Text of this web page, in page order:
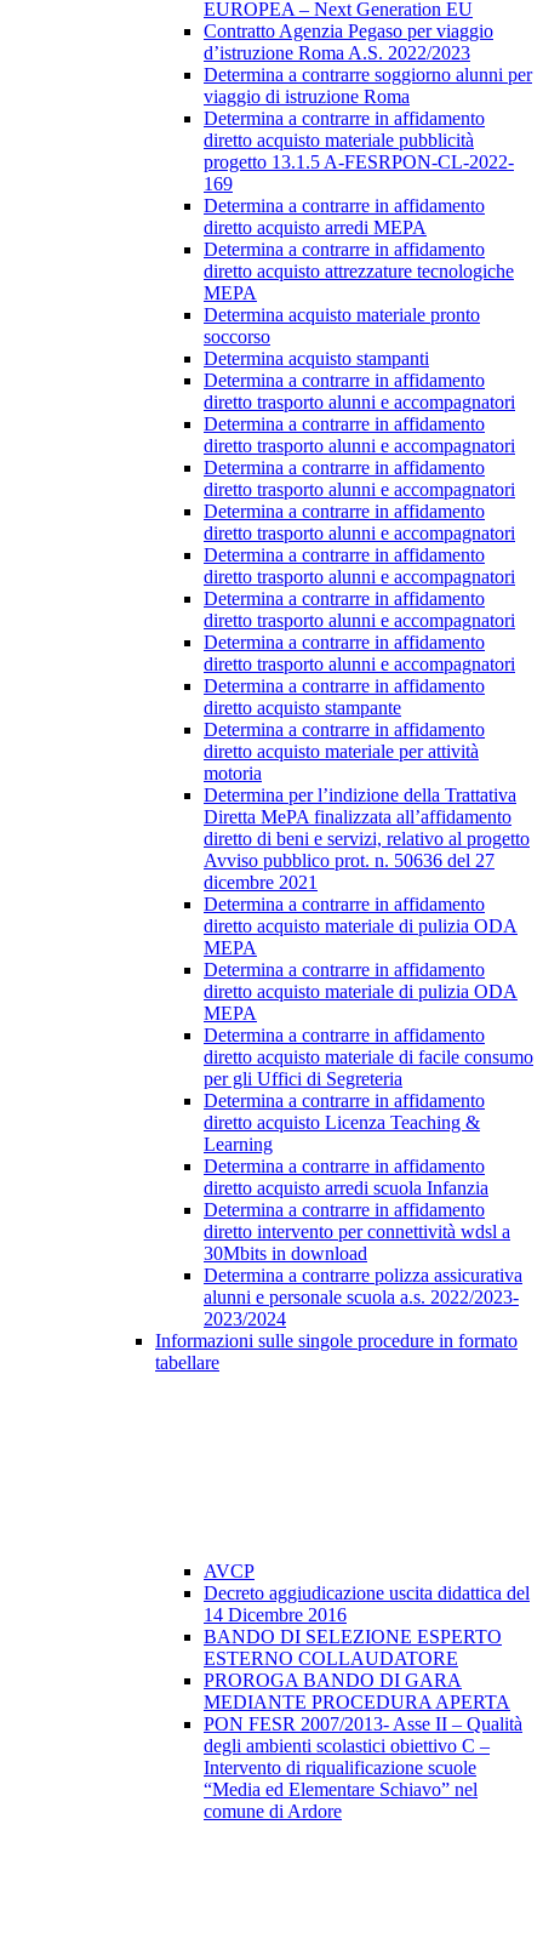
EUROPEA – Next Generation EU
Contratto Agenzia Pegaso per viaggio
d’istruzione Roma A.S. 2022/2023
Determina a contrarre soggiorno alunni per
viaggio di istruzione Roma
Determina a contrarre in affidamento
diretto acquisto materiale pubblicità
progetto 13.1.5 A-FESRPON-CL-2022-
169
Determina a contrarre in affidamento
diretto acquisto arredi MEPA
Determina a contrarre in affidamento
diretto acquisto attrezzature tecnologiche
MEPA
Determina acquisto materiale pronto
soccorso
Determina acquisto stampanti
Determina a contrarre in affidamento
diretto trasporto alunni e accompagnatori
Determina a contrarre in affidamento
diretto trasporto alunni e accompagnatori
Determina a contrarre in affidamento
diretto trasporto alunni e accompagnatori
Determina a contrarre in affidamento
diretto trasporto alunni e accompagnatori
Determina a contrarre in affidamento
diretto trasporto alunni e accompagnatori
Determina a contrarre in affidamento
diretto trasporto alunni e accompagnatori
Determina a contrarre in affidamento
diretto trasporto alunni e accompagnatori
Determina a contrarre in affidamento
diretto acquisto stampante
Determina a contrarre in affidamento
diretto acquisto materiale per attività
motoria
Determina per l’indizione della Trattativa
Diretta MePA finalizzata all’affidamento
diretto di beni e servizi, relativo al progetto
Avviso pubblico prot. n. 50636 del 27
dicembre 2021
Determina a contrarre in affidamento
diretto acquisto materiale di pulizia ODA
MEPA
Determina a contrarre in affidamento
diretto acquisto materiale di pulizia ODA
MEPA
Determina a contrarre in affidamento
diretto acquisto materiale di facile consumo
per gli Uffici di Segreteria
Determina a contrarre in affidamento
diretto acquisto Licenza Teaching &
Learning
Determina a contrarre in affidamento
diretto acquisto arredi scuola Infanzia
Determina a contrarre in affidamento
diretto intervento per connettività wdsl a
30Mbits in download
Determina a contrarre polizza assicurativa
alunni e personale scuola a.s. 2022/2023-
2023/2024
Informazioni sulle singole procedure in formato
tabellare
AVCP
Decreto aggiudicazione uscita didattica del
14 Dicembre 2016
BANDO DI SELEZIONE ESPERTO
ESTERNO COLLAUDATORE
PROROGA BANDO DI GARA
MEDIANTE PROCEDURA APERTA
PON FESR 2007/2013- Asse II – Qualità
degli ambienti scolastici obiettivo C –
Intervento di riqualificazione scuole
“Media ed Elementare Schiavo” nel
comune di Ardore